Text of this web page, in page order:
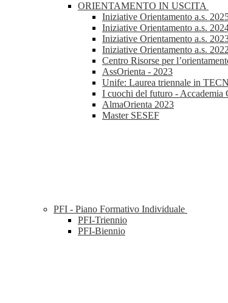
ORIENTAMENTO IN USCITA
Iniziative Orientamento a.s.
Iniziative Orientamento a.s.
Iniziative Orientamento a.s.
Iniziative Orientamento a.s.
Centro Risorse per
AssOrienta - 2023
Unife: Laurea triennale in
I cuochi del futuro - Accademia
AlmaOrienta 2023
Master SESEF
PFI - Piano Formativo Individuale
PFI-Triennio
PFI-Biennio